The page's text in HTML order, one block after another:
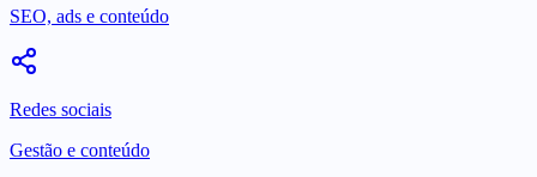
SEO, ads e conteúdo
Redes sociais
Gestão e conteúdo